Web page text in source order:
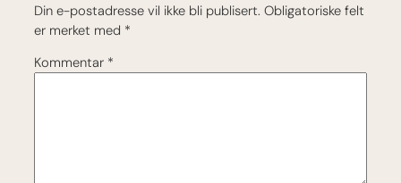
Din e-postadresse vil ikke bli publisert. Obligatoriske felt
er merket med *
Kommentar *